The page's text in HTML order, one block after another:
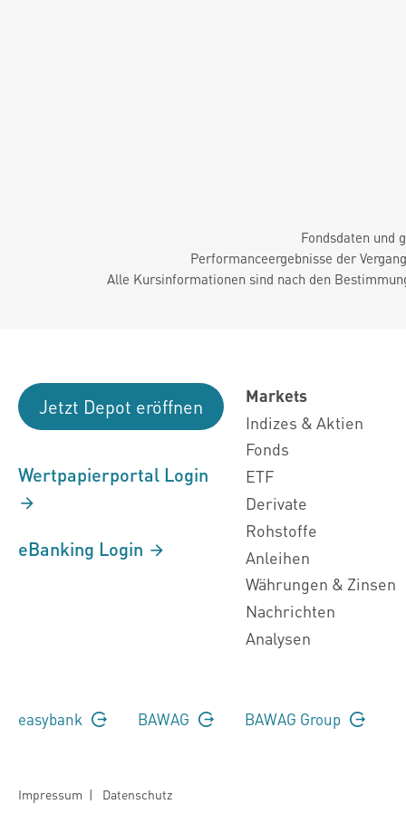
Fondsdaten und
Performanceergebnisse der
Alle Kursinformationen sind nach den
Jetzt Depot eröffnen
Wertpapierportal Login
eBanking Login
Markets
Indizes & Aktien
Fonds
ETF
Derivate
Rohstoffe
Anleihen
Währungen & Zinsen
Nachrichten
Analysen
easybank BAWAG BAWAG Group
Impressum | Datenschutz